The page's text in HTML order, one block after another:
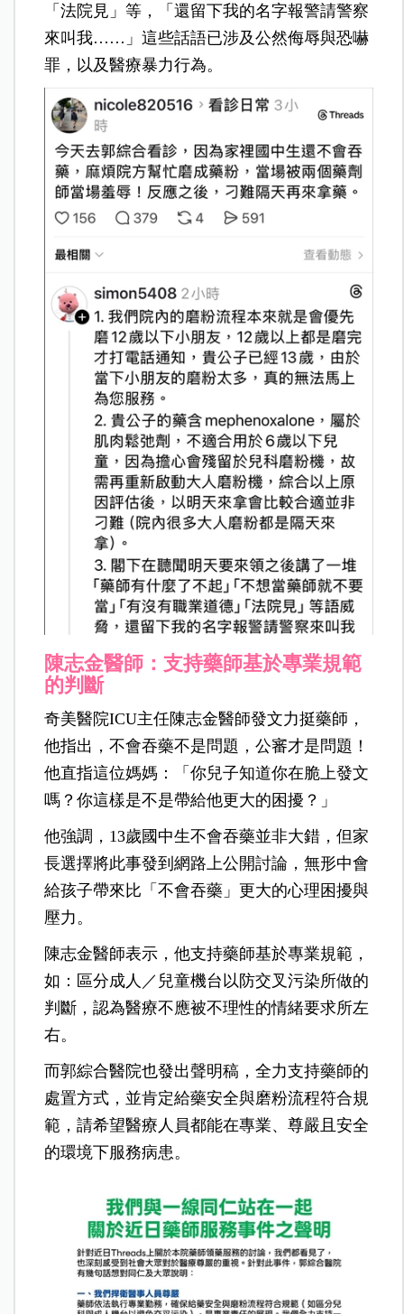
「法院見」等，「還留下我的名字報警請警察
來叫我……」這些話語已涉及公然侮辱與恐嚇
罪，以及醫療暴力行為。
陳志金醫師：支持藥師基於專業規範
的判斷
奇美醫院ICU主任陳志金醫師發文力挺藥師，
他指出，不會吞藥不是問題，公審才是問題！
他直指這位媽媽：「你兒子知道你在脆上發文
嗎？你這樣是不是帶給他更大的困擾？」
他強調，13歲國中生不會吞藥並非大錯，但家
長選擇將此事發到網路上公開討論，無形中會
給孩子帶來比「不會吞藥」更大的心理困擾與
壓力。
陳志金醫師表示，他支持藥師基於專業規範，
如：區分成人／兒童機台以防交叉污染所做的
判斷，認為醫療不應被不理性的情緒要求所左
右。
而郭綜合醫院也發出聲明稿，全力支持藥師的
處置方式，並肯定給藥安全與磨粉流程符合規
範，請希望醫療人員都能在專業、尊嚴且安全
的環境下服務病患。